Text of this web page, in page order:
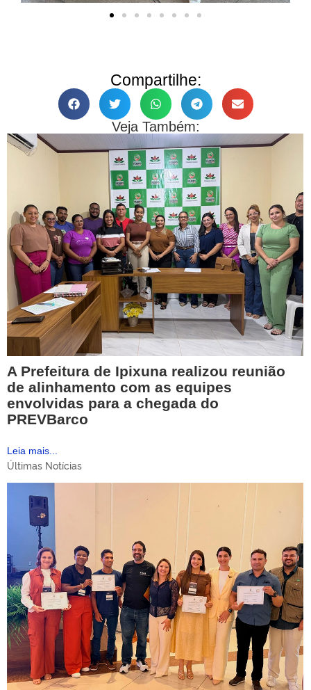
Compartilhe:
Veja Também:
A Prefeitura de Ipixuna realizou reunião
de alinhamento com as equipes
envolvidas para a chegada do
PREVBarco
Leia mais...
Últimas Notícias